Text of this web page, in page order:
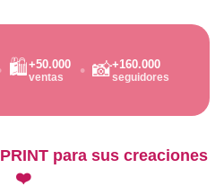
🛍️+50.000
ventas 📸+160.000
seguidores
para sus creaciones
❤️